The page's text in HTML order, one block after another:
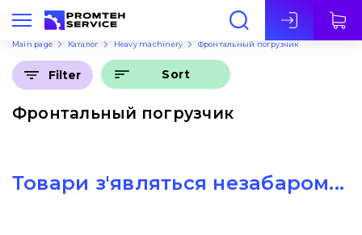
Eng
Main page Каталог Heavy machinery Фронтальный погрузчик
Фронтальный погрузчик
Filter Sort
Товари з'являться незабаром...